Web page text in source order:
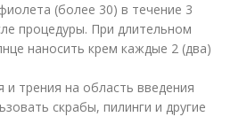
(более 30) в течение 3
процедуры. При длительном
наносить крем каждые 2 (два)
и трения на область введения
скрабы, пилинги и другие